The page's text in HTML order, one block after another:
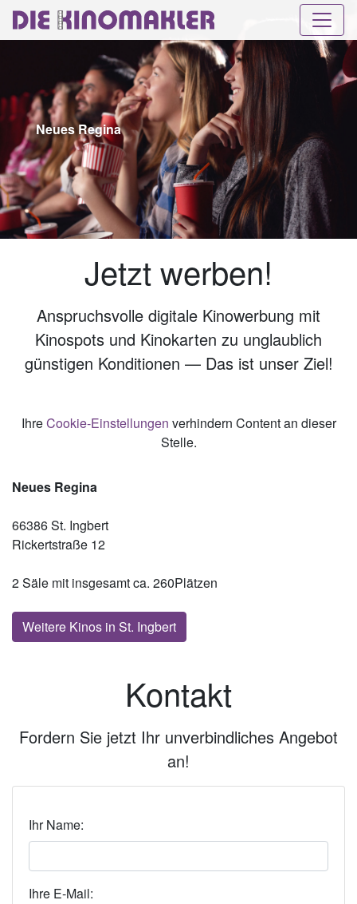
Neues Regina
Jetzt werben!
Anspruchsvolle digitale Kinowerbung mit
Kinospots und Kinokarten zu unglaublich
günstigen Konditionen — Das ist unser Ziel!
IhreCookie-Einstellungen verhindern Content an dieser
Stelle.
Neues Regina
66386 St. Ingbert
Rickertstraße 12
2 Säle mit insgesamt ca. 260Plätzen
Weitere Kinos in St. Ingbert
Kontakt
Fordern Sie jetzt Ihr unverbindliches Angebot
an!
Ihr Name:
Ihre E-Mail: